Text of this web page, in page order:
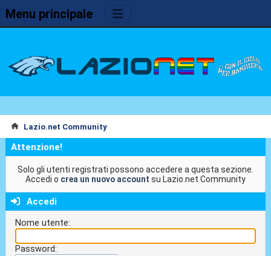
Menu principale
Lazio.net Community
Attenzione!
Solo gli utenti registrati possono accedere a questa sezione.
Accedi o crea un nuovo account su Lazio.net Community
Accedi
Nome utente:
Password: